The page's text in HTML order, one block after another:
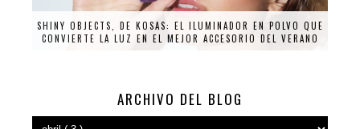
SHINY OBJECTS, DE KOSAS: EL ILUMINADOR EN POLVO QUE
CONVIERTE LA LUZ EN EL MEJOR ACCESORIO DEL VERANO
ARCHIVO DEL BLOG